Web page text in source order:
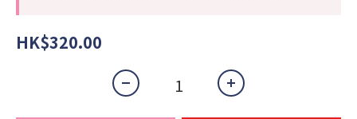
HK$320.00